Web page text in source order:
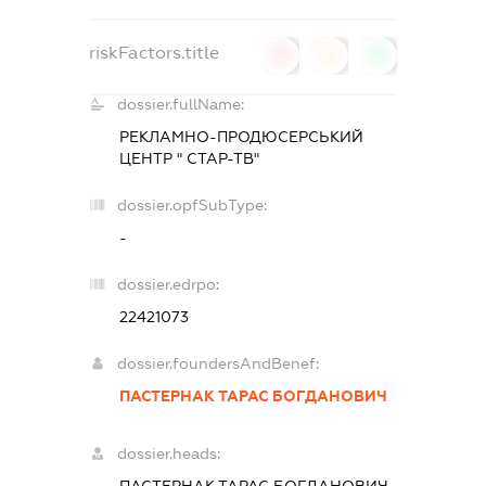
riskFactors.title
dossier.fullName:
РЕКЛАМНО-ПРОДЮСЕРСЬКИЙ
ЦЕНТР " СТАР-ТВ"
dossier.opfSubType:
-
dossier.edrpo:
22421073
dossier.foundersAndBenef:
ПАСТЕРНАК ТАРАС БОГДАНОВИЧ
dossier.heads: